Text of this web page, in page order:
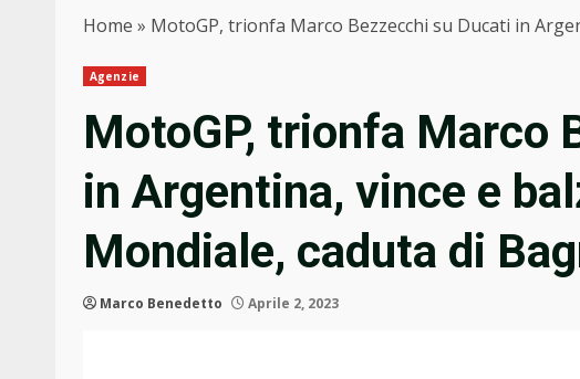
Home » MotoGP, trionfa Marco Bezzecchi su Ducati in
Agenzie
MotoGP, trionfa Marco
in Argentina, vince e
Mondiale, caduta di
Marco Benedetto Aprile 2, 2023